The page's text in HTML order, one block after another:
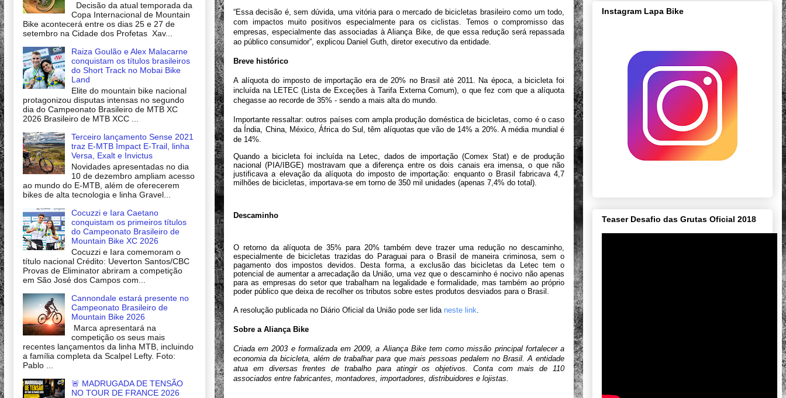
“Essa decisão é, sem dúvida, uma vitória para o mercado de bicicletas brasileiro como um todo,
com impactos muito positivos especialmente para os ciclistas. Temos o compromisso das
empresas, especialmente das associadas à Aliança Bike, de que essa redução será repassada
ao público consumidor”, explicou Daniel Guth, diretor executivo da entidade.
Breve histórico
A alíquota do imposto de importação era de 20% no Brasil até 2011. Na época, a bicicleta foi
incluída na LETEC (Lista de Exceções à Tarifa Externa Comum), o que fez com que a alíquota
chegasse ao recorde de 35% - sendo a mais alta do mundo.
Importante ressaltar: outros países com ampla produção doméstica de bicicletas, como é o caso
da Índia, China, México, África do Sul, têm alíquotas que vão de 14% a 20%. A média mundial é
de 14%.
Quando a bicicleta foi incluída na Letec, dados de importação (Comex Stat) e de produção
nacional (PIA/IBGE) mostravam que a diferença entre os dois canais era imensa, o que não
justificava a elevação da alíquota do imposto de importação: enquanto o Brasil fabricava 4,7
milhões de bicicletas, importava-se em torno de 350 mil unidades (apenas 7,4% do total).
Descaminho
O retorno da alíquota de 35% para 20% também deve trazer uma redução no descaminho,
especialmente de bicicletas trazidas do Paraguai para o Brasil de maneira criminosa, sem o
pagamento dos impostos devidos. Desta forma, a exclusão das bicicletas da Letec tem o
potencial de aumentar a arrecadação da União, uma vez que o descaminho é nocivo não apenas
para as empresas do setor que trabalham na legalidade e formalidade, mas também ao próprio
poder público que deixa de recolher os tributos sobre estes produtos desviados para o Brasil.
A resolução publicada no Diário Oficial da União pode ser lida neste link.
Sobre a Aliança Bike
Criada em 2003 e formalizada em 2009, a Aliança Bike tem como missão principal fortalecer a
economia da bicicleta, além de trabalhar para que mais pessoas pedalem no Brasil. A entidade
atua em diversas frentes de trabalho para atingir os objetivos. Conta com mais de 110
associados entre fabricantes, montadores, importadores, distribuidores e lojistas.
Decisão da atual temporada da
Copa Internacional de Mountain
Bike acontecerá entre os dias 25 e 27 de
setembro na Cidade dos Profetas Xav...
Raiza Goulão e Alex Malacarne
conquistam os títulos brasileiros
do Short Track no Mobai Bike
Land
Elite do mountain bike nacional
protagonizou disputas intensas no segundo
dia do Campeonato Brasileiro de MTB XC
2026 Brasileiro de MTB XCC ...
Terceiro lançamento Sense 2021
traz E-MTB Impact E-Trail, linha
Versa, Exalt e Invictus
Novidades apresentadas no dia
10 de dezembro ampliam acesso
ao mundo do E-MTB, além de oferecerem
bikes de alta tecnologia e linha Gravel...
Cocuzzi e Iara Caetano
conquistam os primeiros títulos
do Campeonato Brasileiro de
Mountain Bike XC 2026
Cocuzzi e Iara comemoram o
título nacional Crédito: Ueverton Santos/CBC
Provas de Eliminator abriram a competição
em São José dos Campos com...
Cannondale estará presente no
Campeonato Brasileiro de
Mountain Bike 2026
Marca apresentará na
competição os seus mais
recentes lançamentos da linha MTB, incluindo
a família completa da Scalpel Lefty. Foto:
Pablo ...
🚨 MADRUGADA DE TENSÃO
NO TOUR DE FRANCE 2026
Instagram Lapa Bike
Teaser Desafio das Grutas Oficial 2018